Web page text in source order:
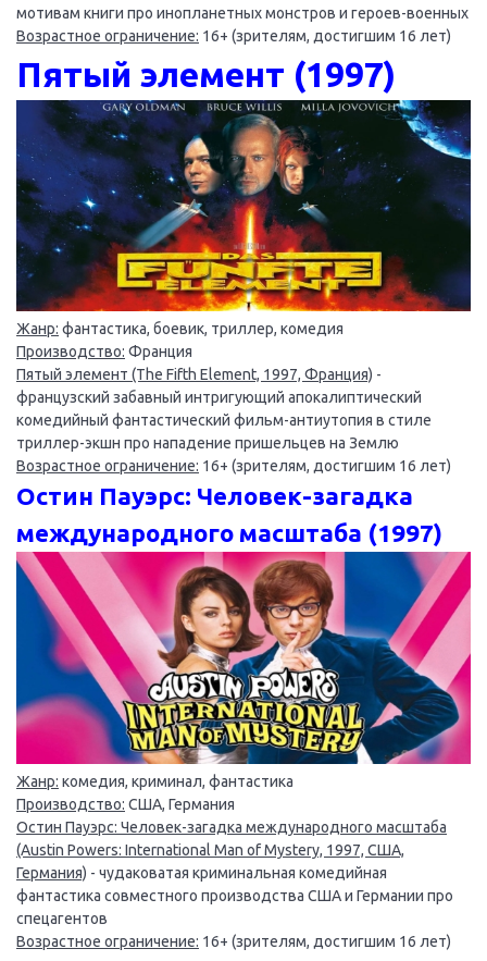
мотивам книги про инопланетных монстров и героев-военных
Возрастное ограничение: 16+ (зрителям, достигшим 16 лет)
Пятый элемент (1997)
Жанр: фантастика, боевик, триллер, комедия
Производство: Франция
Пятый элемент (The Fifth Element, 1997, Франция) -
французский забавный интригующий апокалиптический
комедийный фантастический фильм-антиутопия в стиле
триллер-экшн про нападение пришельцев на Землю
Возрастное ограничение: 16+ (зрителям, достигшим 16 лет)
Остин Пауэрс: Человек-загадка
международного масштаба (1997)
Жанр: комедия, криминал, фантастика
Производство: США, Германия
Остин Пауэрс: Человек-загадка международного масштаба
(Austin Powers: International Man of Mystery, 1997, США,
Германия) - чудаковатая криминальная комедийная
фантастика совместного производства США и Германии про
спецагентов
Возрастное ограничение: 16+ (зрителям, достигшим 16 лет)